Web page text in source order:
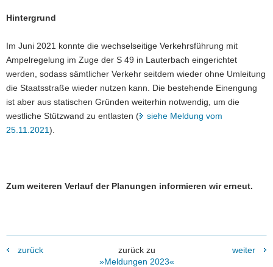
Hintergrund
Im Juni 2021 konnte die wechselseitige Verkehrsführung mit
Ampelregelung im Zuge der S 49 in Lauterbach eingerichtet
werden, sodass sämtlicher Verkehr seitdem wieder ohne Umleitung
die Staatsstraße wieder nutzen kann. Die bestehende Einengung
ist aber aus statischen Gründen weiterhin notwendig, um die
westliche Stützwand zu entlasten (
siehe Meldung vom
25.11.2021).
Zum weiteren Verlauf der Planungen informieren wir erneut.
zurück
zurück zu
»Meldungen 2023«
weiter